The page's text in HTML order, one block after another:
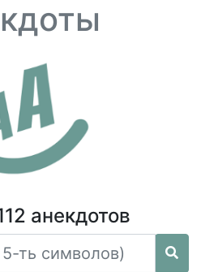
анекдотов